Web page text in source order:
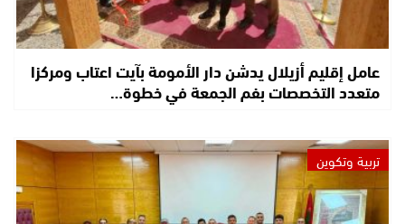
عامل إقليم أزيلال يدشن دار الأمومة بآيت اعتاب ومركزا
متعدد التخصصات بفم الجمعة في خطوة…
تربية وتكوين